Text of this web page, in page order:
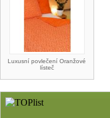
Luxusní povlečení Oranžové
lísteč